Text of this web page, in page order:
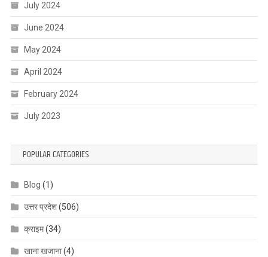
July 2024
June 2024
May 2024
April 2024
February 2024
July 2023
POPULAR CATEGORIES
Blog (1)
उत्तर प्रदेश(506)
क्राइम(34)
खाना खजाना(4)